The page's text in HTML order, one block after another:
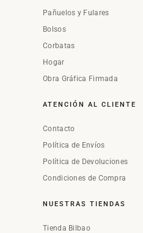
Pañuelos y Fulares
Bolsos
Corbatas
Hogar
Obra Gráfica Firmada
ATENCIÓN AL CLIENTE
Contacto
Política de Envíos
Política de Devoluciones
Condiciones de Compra
NUESTRAS TIENDAS
Tienda Bilbao